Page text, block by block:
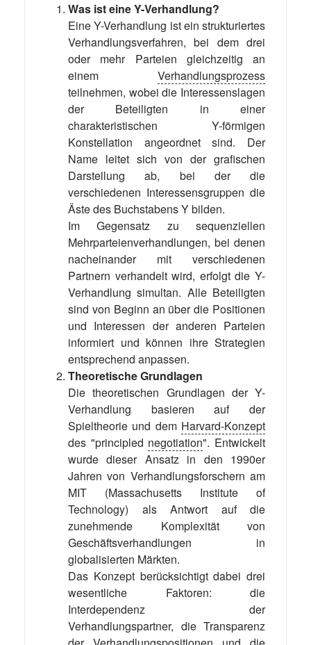
Was ist eine Y-Verhandlung?
Eine Y-Verhandlung ist ein strukturiertes
Verhandlungsverfahren, bei dem drei
oder mehr Parteien gleichzeitig an
einem Verhandlungsprozess
teilnehmen, wobei die Interessenslagen
der Beteiligten in einer
charakteristischen Y-förmigen
Konstellation angeordnet sind. Der
Name leitet sich von der grafischen
Darstellung ab, bei der die
verschiedenen Interessensgruppen die
Äste des Buchstabens Y bilden.
Im Gegensatz zu sequenziellen
Mehrparteienverhandlungen, bei denen
nacheinander mit verschiedenen
Partnern verhandelt wird, erfolgt die Y-
Verhandlung simultan. Alle Beteiligten
sind von Beginn an über die Positionen
und Interessen der anderen Parteien
informiert und können ihre Strategien
entsprechend anpassen.
Theoretische Grundlagen
Die theoretischen Grundlagen der Y-
Verhandlung basieren auf der
Spieltheorie und dem Harvard-Konzept
des "principled negotiation". Entwickelt
wurde dieser Ansatz in den 1990er
Jahren von Verhandlungsforschern am
MIT (Massachusetts Institute of
Technology) als Antwort auf die
zunehmende Komplexität von
Geschäftsverhandlungen in
globalisierten Märkten.
Das Konzept berücksichtigt dabei drei
wesentliche Faktoren: die
Interdependenz der
Verhandlungspartner, die Transparenz